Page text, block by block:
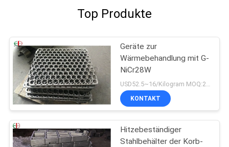
Top Produkte
Geräte zur
Wärmebehandlung mit G-
NiCr28W
USD52.5~16/Kilogram MOQ:20 Kilogramm/Kilogramm
KONTAKT
Hitzebeständiger
Stahlbehälter der Korb-